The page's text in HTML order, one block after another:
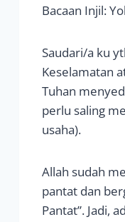
Bacaan Injil:
Saudari/a ku
Keselamatan
Tuhan
perlu saling
usaha).
Allah sudah
pantat dan
Pantat”. Jadi,